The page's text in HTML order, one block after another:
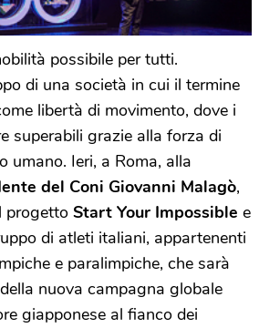
possibile per tutti.
di una società in cui il termine
libertà di movimento, dove i
superabili grazie alla forza di
umano. Ieri, a Roma, alla
del Coni Giovanni Malagò,
progetto Start Your Impossible e
di atleti italiani, appartenenti
e paralimpiche, che sarà
della nuova campagna globale
giapponese al fianco dei